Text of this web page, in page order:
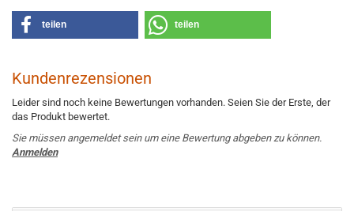
teilen teilen
Kundenrezensionen
Leider sind noch keine Bewertungen vorhanden. Seien Sie der Erste, der
das Produkt bewertet.
Sie müssen angemeldet sein um eine Bewertung abgeben zu können.
Anmelden